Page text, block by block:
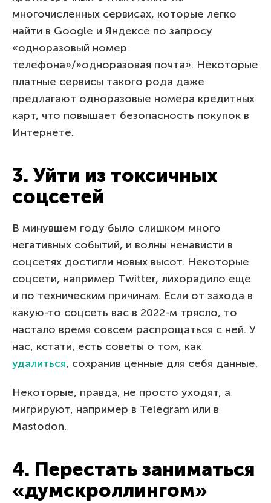
многочисленных сервисах, которые легко
найти в Google и Яндексе по запросу
«одноразовый номер
телефона»/»одноразовая почта». Некоторые
платные сервисы такого рода даже
предлагают одноразовые номера кредитных
карт, что повышает безопасность покупок в
Интернете.
3. Уйти из токсичных
соцсетей
В минувшем году было слишком много
негативных событий, и волны ненависти в
соцсетях достигли новых высот. Некоторые
соцсети, например Twitter, лихорадило еще
и по техническим причинам. Если от захода в
какую-то соцсеть вас в 2022-м трясло, то
настало время совсем распрощаться с ней. У
нас, кстати, есть советы о том, как
удалиться, сохранив ценные для себя данные.
Некоторые, правда, не просто уходят, а
мигрируют, например в Telegram или в
Mastodon.
4. Перестать заниматься
«думскроллингом»